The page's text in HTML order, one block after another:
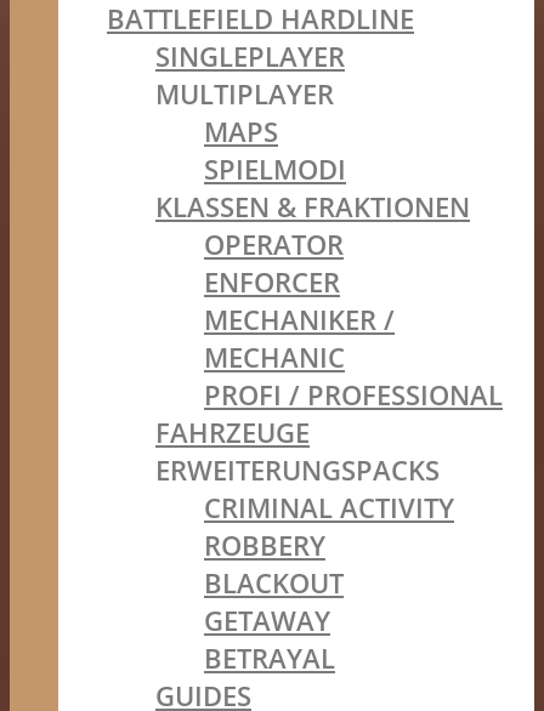
BATTLEFIELD HARDLINE
SINGLEPLAYER
MULTIPLAYER
MAPS
SPIELMODI
KLASSEN & FRAKTIONEN
OPERATOR
ENFORCER
MECHANIKER /
MECHANIC
PROFI / PROFESSIONAL
FAHRZEUGE
ERWEITERUNGSPACKS
CRIMINAL ACTIVITY
ROBBERY
BLACKOUT
GETAWAY
BETRAYAL
GUIDES